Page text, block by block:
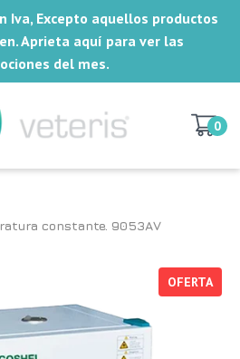
Iva, Excepto aquellos productos
Aprieta aquí para ver las
del mes.
0
constante. 9053AV
OFERTA